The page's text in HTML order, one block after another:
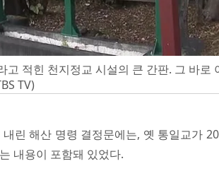
고 적힌 천지정교 시설의 큰 간판. 그 바로
TV)
린 해산 명령 결정문에는, 옛 통일교가
내용이 포함돼 있었다.